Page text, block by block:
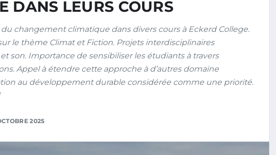
DANS LEURS COURS
changement climatique dans divers cours à Eckerd College.
le thème Climat et Fiction. Projets interdisciplinaires
son. Importance de sensibiliser les étudiants à travers
Appel à étendre cette approche à d’autres domaine
au développement durable considérée comme une priorité.
2025